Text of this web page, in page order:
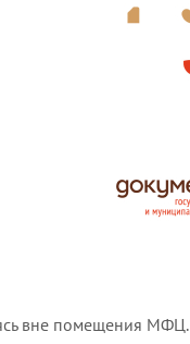
вне помещения МФЦ.